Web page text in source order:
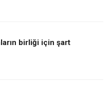
birliği için şart